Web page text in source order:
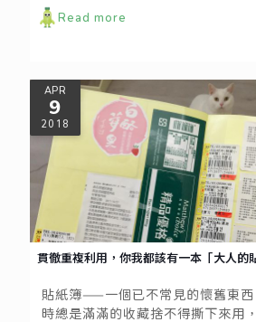
她聯繫上十幾年前就開始出借環保
無塑之旅的沿途都有夥伴陸續加入
Read more
APR
9
2018
貫徹重複利用，你我都該有一本「大人的
貼紙簿——一個已不常見的懷舊東
時總是滿滿的收藏捨不得撕下來用